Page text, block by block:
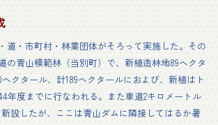
道・市町村・林業団体がそろって実施した。その
の青山模範林（当別町）で、新植造林地89ヘクタ
クタール、計189ヘクタールにおよび、新植はト
年度までに行なわれる。また車道2キロメートル
設したが、ここは青山ダムに隣接してはるか暑